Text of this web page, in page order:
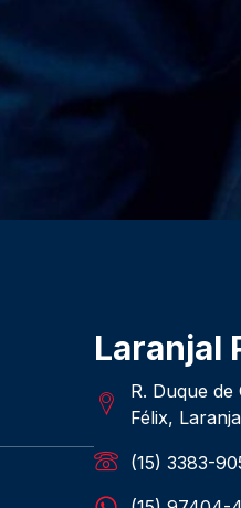
Laranjal
R. Duque
Félix,
(15) 3383-